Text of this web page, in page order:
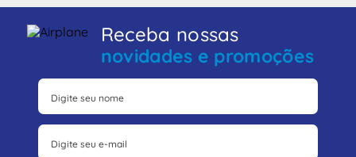
Receba nossas
novidades e promoções